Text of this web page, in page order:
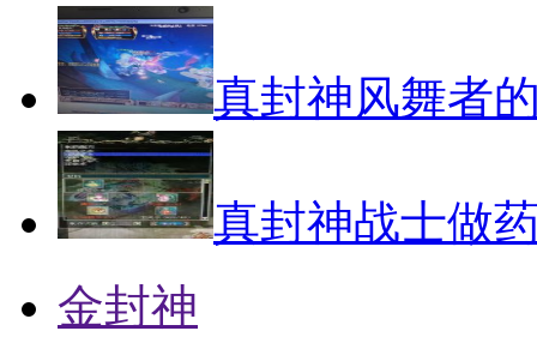
真封神风舞者
真封神战士做
金封神